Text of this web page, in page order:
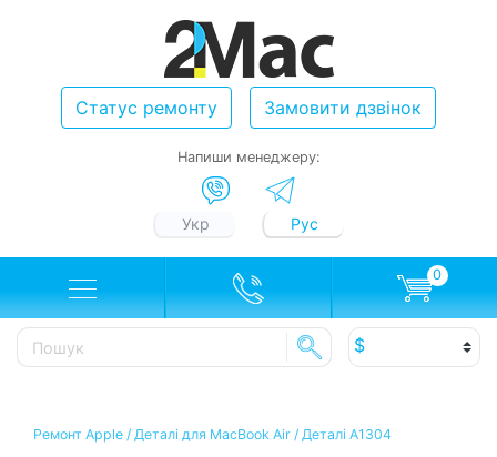
Статус ремонту Замовити дзвінок
Напиши менеджеру:
Укр Рус
0
Ремонт Apple / Деталі для MacBook Air / Деталі A1304